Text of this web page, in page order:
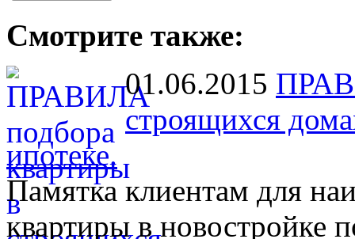
Смотрите также:
01.06.2015
строящихся
ипотеке.
Памятка клиентам для
квартиры в новостройке